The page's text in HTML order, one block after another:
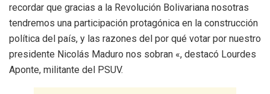
recordar que gracias a la Revolución Bolivariana nosotras
tendremos una participación protagónica en la construcción
política del país, y las razones del por qué votar por nuestro
presidente Nicolás Maduro nos sobran «, destacó Lourdes
Aponte, militante del PSUV.